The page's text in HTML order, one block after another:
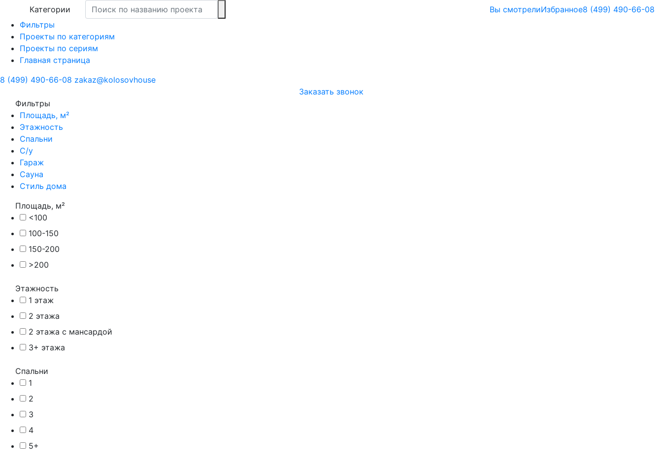
Категории Вы смотрелиИзбранное8 (499) 490-66-08
Фильтры
Проекты по категориям
Проекты по сериям
Главная страница
8 (499) 490-66-08 zakaz@kolosovhouse
3аказать звонок
Фильтры
Площадь, м²
Этажность
Спальни
С/у
Гараж
Сауна
Стиль дома
Площадь, м²
<100
100-150
150-200
>200
Этажность
1 этаж
2 этажа
2 этажа с мансардой
3+ этажа
Спальни
1
2
3
4
5+